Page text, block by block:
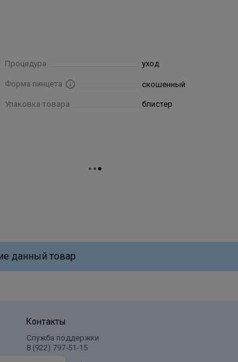
никак не отразятся на качестве
Процедура уход
Форма пинцета скошенный
Упаковка товара блистер
данный товар
Контакты
Служба поддержки
8 (922) 797‑51-15